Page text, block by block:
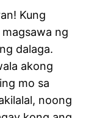
Kung
ng
dalaga.
akong
mo sa
noong